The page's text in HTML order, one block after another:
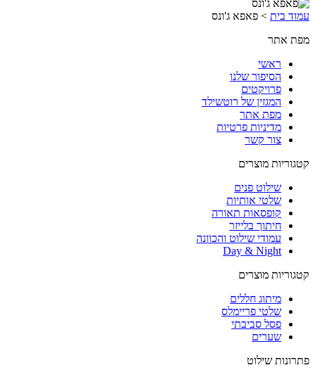
עמוד בית > פאפא ג'ונס
מפת אתר
ראשי
הסיפור שלנו
פרויקטים
המגזין של רוטשילד
מפת אתר
מדיניות פרטיות
צור קשר
קטגוריות מוצרים
שילוט פנים
שלטי אותיות
קופסאות תאורה
חיתוך בלייזר
עמודי שילוט והכוונה
Day & Night
קטגוריות מוצרים
מיתוג חללים
שלטי פריימלס
פסל סביבתי
שערים
פתרונות שילוט